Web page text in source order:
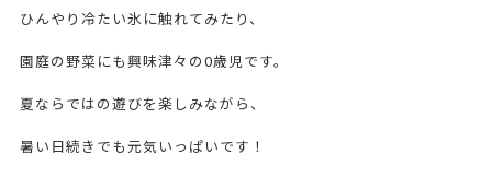
ひんやり冷たい氷に触れてみたり、
園庭の野菜にも興味津々の0歳児です。
夏ならではの遊びを楽しみながら、
暑い日続きでも元気いっぱいです！